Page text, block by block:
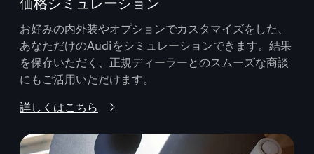
お好みの内外装やオプションでカスタマイズをした、
あなただけのAudiをシミュレーションできます。結果
を保存いただく、正規ディーラーとのスムーズな商談
にもご活用いただけます。
詳しくはこちら